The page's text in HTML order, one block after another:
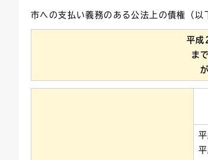
連絡ごみ
ユニバーサルデザイン
市への支払い義務のある公法上の債権（
平
ま